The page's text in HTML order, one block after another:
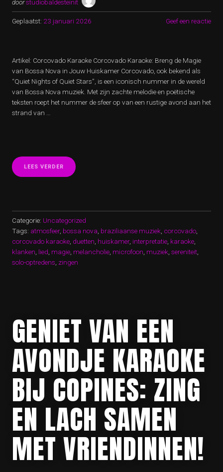
doorstudiobaldesteinit
Geplaatst: 23 januari 2026 Geef een reactie
Artikel: Corcovado Karaoke Corcovado Karaoke: Breng de Magie
van Bossa Nova in Jouw Huiskamer Corcovado, ook bekend als
“Quiet Nights of Quiet Stars”, is een iconisch nummer in de wereld
van Bossa Nova muziek. Met zijn zachte melodie en poëtische
teksten roept het nummer de sfeer op van een rustige avond aan het
strand van …
LEES VERDER “BELEEF
DE
ZING
MEE
MET
BOSSA
NOVA!”
Categorie: Uncategorized
Tags: atmosfeer, bossa nova braziliaanse muziek corcovado
corcovado karaoke duetten huiskamer, interpretatie karaoke
klanken lied magie melancholie microfoon muziek sereniteit
solo-optredens zingen
GENIET VAN EEN
AVONDJE KARAOKE
BIJ COPINES: ZING
EN LACH SAMEN
MET VRIENDINNEN!